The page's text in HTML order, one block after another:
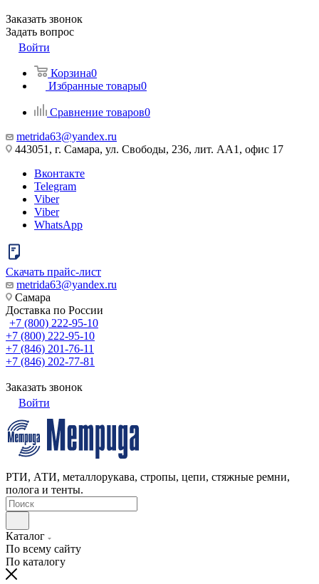
Заказать звонок
Задать вопрос
Войти
Корзина0
Избранные товары0
Сравнение товаров0
metrida63@yandex.ru
443051, г. Самара, ул. Свободы, 236, лит. АА1, офис 17
Вконтакте
Telegram
Viber
Viber
WhatsApp
Скачать прайс-лист
metrida63@yandex.ru
Самара
Доставка по России
+7 (800) 222-95-10
+7 (800) 222-95-10
+7 (846) 201-76-11
+7 (846) 202-77-81
Заказать звонок
Войти
РТИ, АТИ, металлорукава, стропы, цепи, стяжные ремни,
полога и тенты.
Каталог
По всему сайту
По каталогу